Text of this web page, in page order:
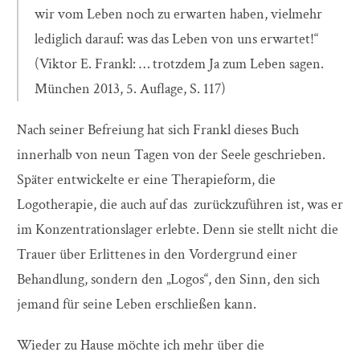
wir vom Leben noch zu erwarten haben, vielmehr
lediglich darauf: was das Leben von uns erwartet!“
(Viktor E. Frankl: … trotzdem Ja zum Leben sagen.
München 2013, 5. Auflage, S. 117)
Nach seiner Befreiung hat sich Frankl dieses Buch
innerhalb von neun Tagen von der Seele geschrieben.
Später entwickelte er eine Therapieform, die
Logotherapie, die auch auf das zurückzuführen ist, was er
im Konzentrationslager erlebte. Denn sie stellt nicht die
Trauer über Erlittenes in den Vordergrund einer
Behandlung, sondern den „Logos“, den Sinn, den sich
jemand für seine Leben erschließen kann.
Wieder zu Hause möchte ich mehr über die